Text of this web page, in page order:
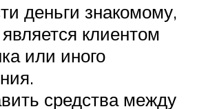
деньги знакомому,
клиентом
или иного
средства между